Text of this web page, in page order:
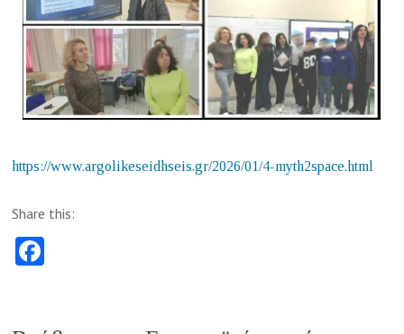
https://www.argolikeseidhseis.gr/2026/01/4-myth2space.html
Share this: